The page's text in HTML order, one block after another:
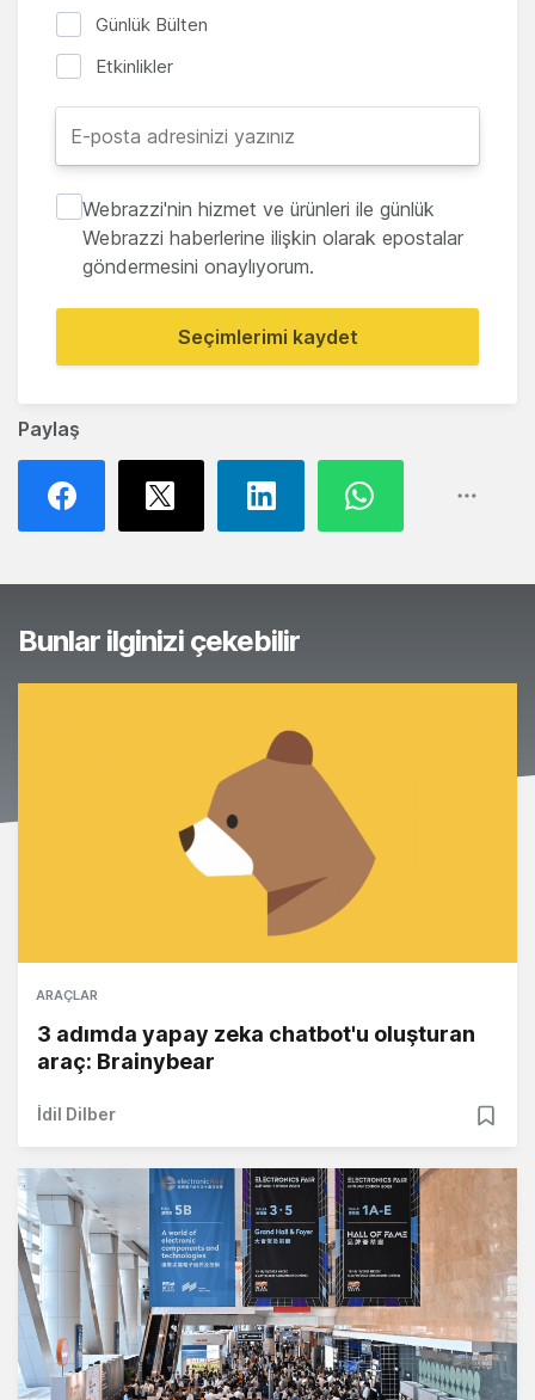
Paylaş
Günlük Bülten
Etkinlikler
Webrazzi'nin hizmet ve ürünleri ile günlük
Webrazzi haberlerine ilişkin olarak epostalar
göndermesini onaylıyorum.
Seçimlerimi kaydet
Bunlar ilginizi çekebilir
ARAÇLAR
3 adımda yapay zeka chatbot'u oluşturan
araç: Brainybear
İdil Dilber